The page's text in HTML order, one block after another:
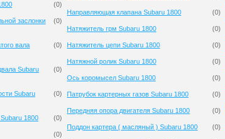
(0)
заслонки
(0)
вала
(0)
Subaru
(0)
Subaru
(0)
1800 (0)
(0)
Направляющая клапана Subaru 1800 (0)
Натяжитель грм Subaru 1800 (0)
Натяжитель цепи Subaru 1800 (0)
Натяжной ролик Subaru 1800 (0)
Ось коромысел Subaru 1800 (0)
Патрубок картерных газов Subaru 1800 (0)
Передняя опора двигателя Subaru 1800 (0)
Поддон картера ( масляный ) Subaru 1800 (0)